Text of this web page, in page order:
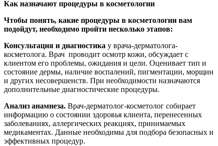
Как назначают процедуры в косметологии
Чтобы понять, какие процедуры в косметологии вам
подойдут, необходимо пройти несколько этапов:
Консультация и диагностика у врача-дерматолога-
косметолога. Врач проводит осмотр кожи, обсуждает с
клиентом его проблемы, ожидания и цели. Оценивает тип и
состояние дермы, наличие воспалений, пигментации, морщин
и других несовершенств. При необходимости назначаются
дополнительные диагностические процедуры.
Анализ анамнеза. Врач-дерматолог-косметолог собирает
информацию о состоянии здоровья клиента, перенесенных
заболеваниях, аллергических реакциях, принимаемых
медикаментах. Данные необходимы для подбора безопасных и
эффективных процедур.